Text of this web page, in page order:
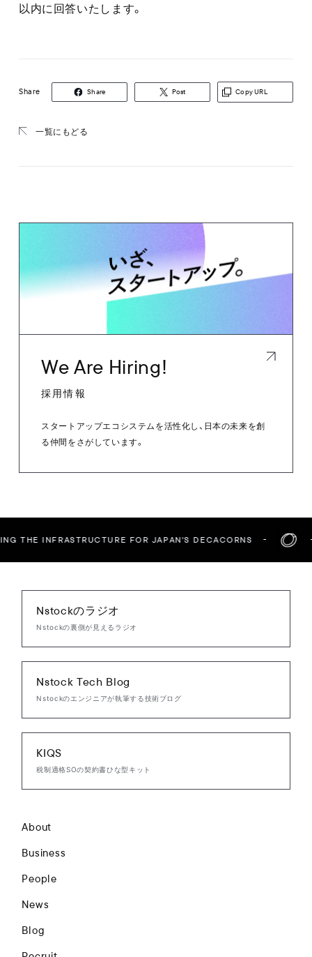
以内に回答いたします。
一覧にもどる
Share Share Post Copy URL
We Are Hiring!
採用情報
スタートアップエコシステムを活性化し、日本の未来を創
る仲間をさがしています。
THE INFRASTRUCTURE FOR JAPAN'S DECACORNS
About
Business
People
News
Blog
Nstockのラジオ
Nstockの裏側が見えるラジオ
Nstock Tech Blog
Nstockのエンジニアが執筆する技術ブログ
KIQS
税制適格SOの契約書ひな型キット